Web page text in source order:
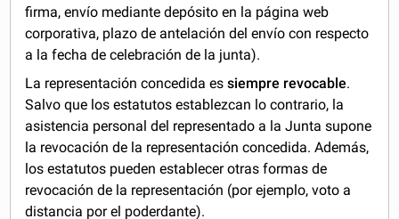
firma, envío mediante depósito en la página web
corporativa, plazo de antelación del envío con respecto
a la fecha de celebración de la junta).
La representación concedida essiempre revocable.
Salvo que los estatutos establezcan lo contrario, la
asistencia personal del representado a la Junta supone
la revocación de la representación concedida. Además,
los estatutos pueden establecer otras formas de
revocación de la representación (por ejemplo, voto a
distancia por el poderdante).